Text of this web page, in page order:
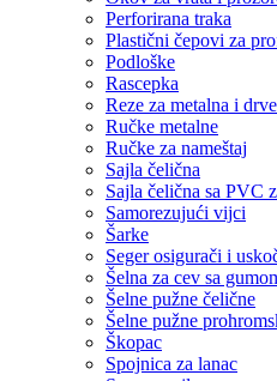
Perforirana traka
Plastični čepovi za
Podloške
Rascepka
Reze za metalna i
Ručke metalne
Ručke za nameštaj
Sajla čelična
Sajla čelična sa PVC
Samorezujući vijci
Šarke
Seger osigurači i
Šelna za cev sa
Šelne pužne čelične
Šelne pužne
Škopac
Spojnica za lanac